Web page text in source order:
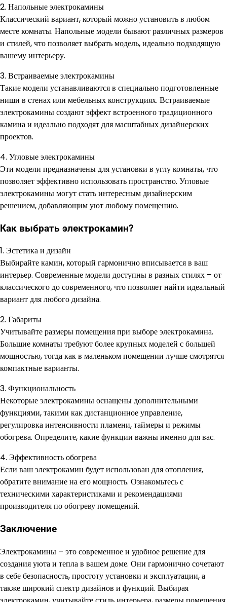
2. Напольные электрокамины
Классический вариант, который можно установить в любом
месте комнаты. Напольные модели бывают различных размеров
и стилей, что позволяет выбрать модель, идеально подходящую
вашему интерьеру.
3. Встраиваемые электрокамины
Такие модели устанавливаются в специально подготовленные
ниши в стенах или мебельных конструкциях. Встраиваемые
электрокамины создают эффект встроенного традиционного
камина и идеально подходят для масштабных дизайнерских
проектов.
4. Угловые электрокамины
Эти модели предназначены для установки в углу комнаты, что
позволяет эффективно использовать пространство. Угловые
электрокамины могут стать интересным дизайнерским
решением, добавляющим уют любому помещению.
Как выбрать электрокамин?
1. Эстетика и дизайн
Выбирайте камин, который гармонично вписывается в ваш
интерьер. Современные модели доступны в разных стилях – от
классического до современного, что позволяет найти идеальный
вариант для любого дизайна.
2. Габариты
Учитывайте размеры помещения при выборе электрокамина.
Большие комнаты требуют более крупных моделей с большей
мощностью, тогда как в маленьком помещении лучше смотрятся
компактные варианты.
3. Функциональность
Некоторые электрокамины оснащены дополнительными
функциями, такими как дистанционное управление,
регулировка интенсивности пламени, таймеры и режимы
обогрева. Определите, какие функции важны именно для вас.
4. Эффективность обогрева
Если ваш электрокамин будет использован для отопления,
обратите внимание на его мощность. Ознакомьтесь с
техническими характеристиками и рекомендациями
производителя по обогреву помещений.
Заключение
Электрокамины – это современное и удобное решение для
создания уюта и тепла в вашем доме. Они гармонично сочетают
в себе безопасность, простоту установки и эксплуатации, а
также широкий спектр дизайнов и функций. Выбирая